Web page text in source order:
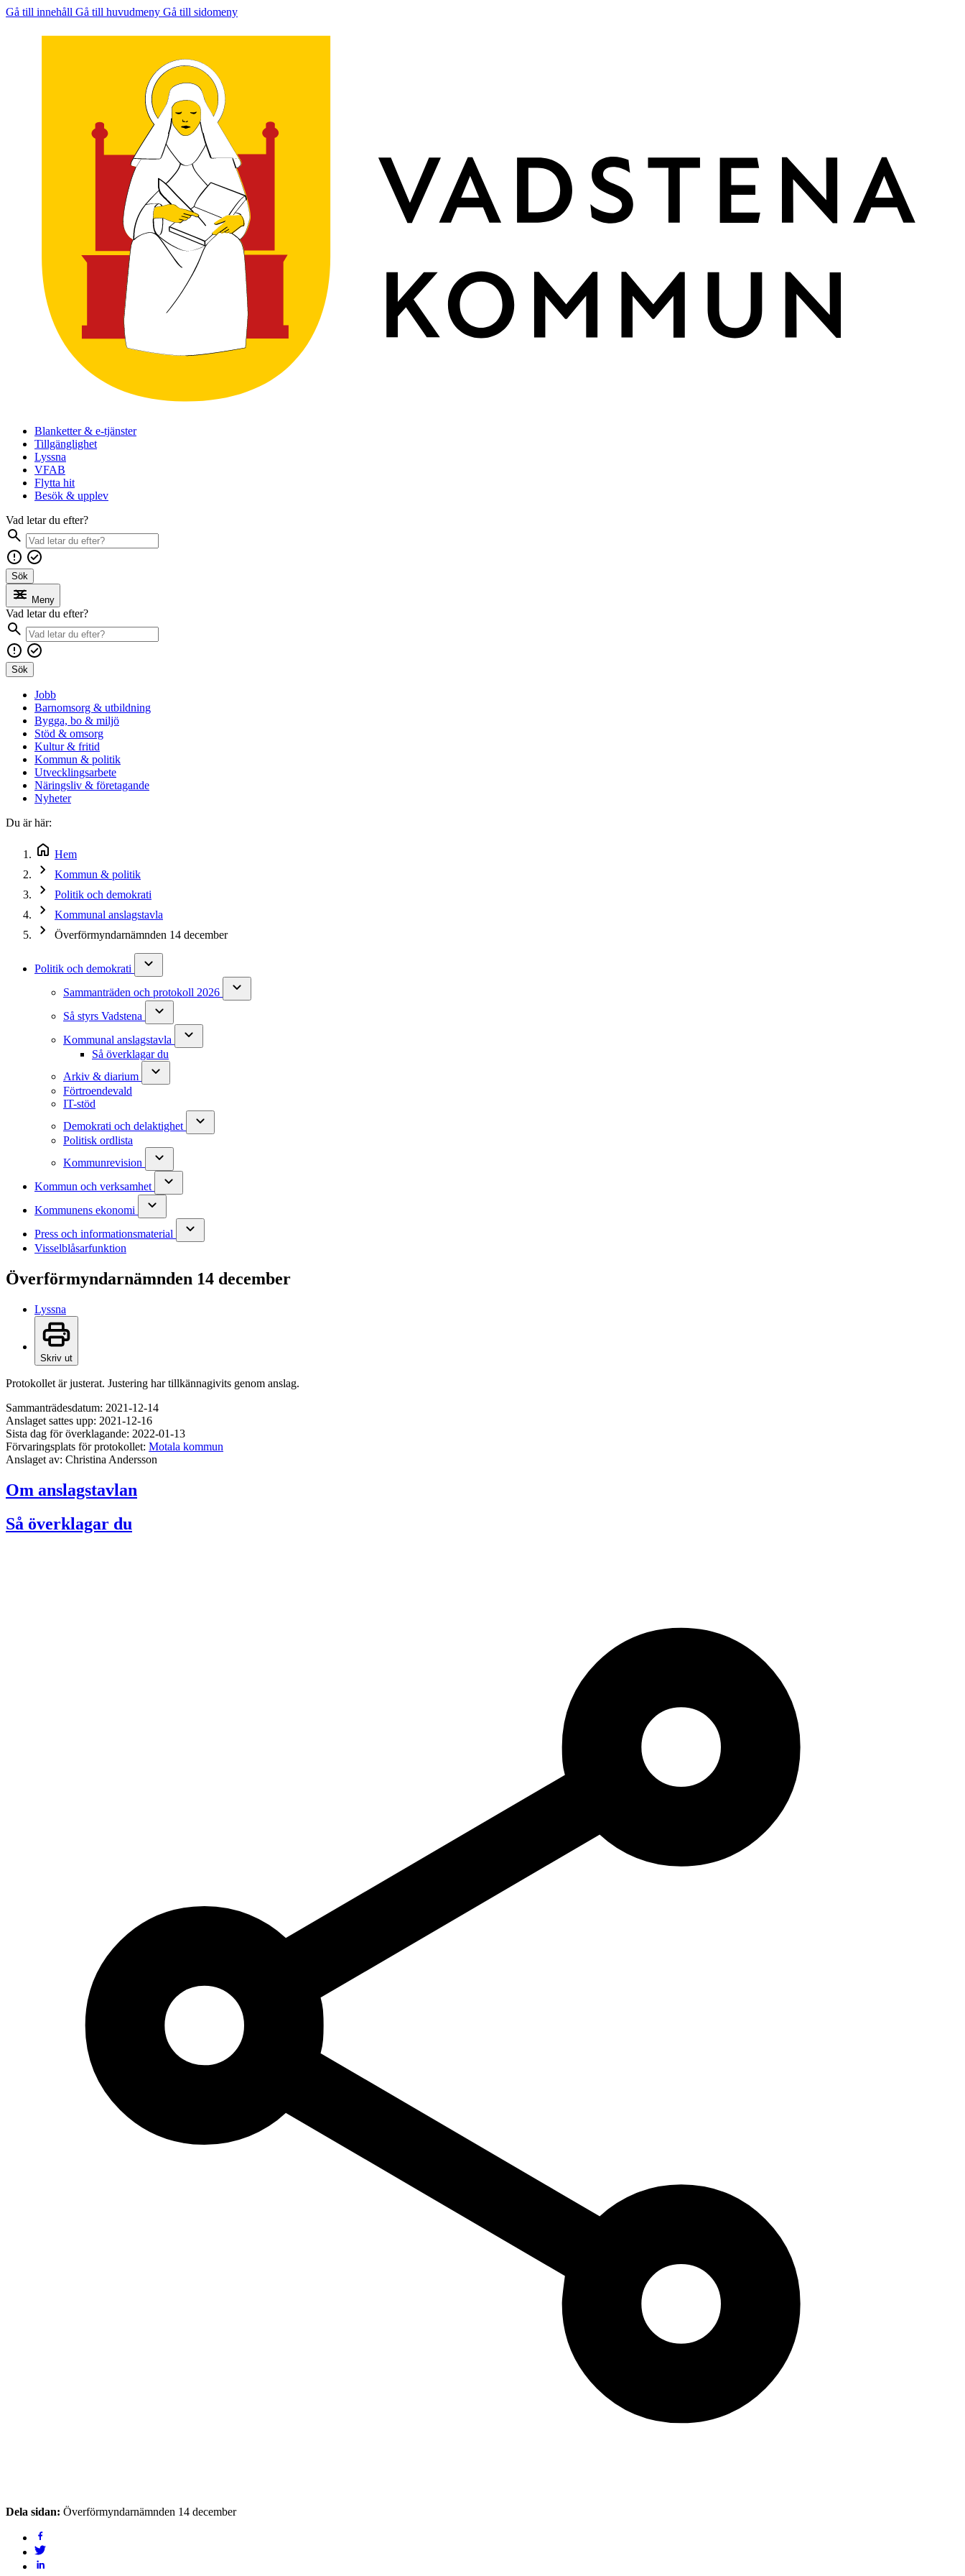
Gå till innehåll Gå till huvudmeny Gå till sidomeny
Blanketter & e-tjänster
Tillgänglighet
Lyssna
VFAB
Flytta hit
Besök & upplev
Vad letar du efter?
Sök
Meny
Vad letar du efter?
Sök
Jobb
Barnomsorg & utbildning
Bygga, bo & miljö
Stöd & omsorg
Kultur & fritid
Kommun & politik
Utvecklingsarbete
Näringsliv & företagande
Nyheter
Du är här:
Hem
Kommun & politik
Politik och demokrati
Kommunal anslagstavla
Överförmyndarnämnden 14 december
Politik och demokrati
Sammanträden och protokoll 2026
Så styrs Vadstena
Kommunal anslagstavla
Så överklagar du
Arkiv & diarium
Förtroendevald
IT-stöd
Demokrati och delaktighet
Politisk ordlista
Kommunrevision
Kommun och verksamhet
Kommunens ekonomi
Press och informationsmaterial
Visselblåsarfunktion
Överförmyndarnämnden 14 december
Lyssna
Skriv ut
Protokollet är justerat. Justering har tillkännagivits genom anslag.
Sammanträdesdatum: 2021-12-14
Anslaget sattes upp: 2021-12-16
Sista dag för överklagande: 2022-01-13
Förvaringsplats för protokollet: Motala kommun
Anslaget av: Christina Andersson
Om anslagstavlan
Så överklagar du
Dela sidan: Överförmyndarnämnden 14 december